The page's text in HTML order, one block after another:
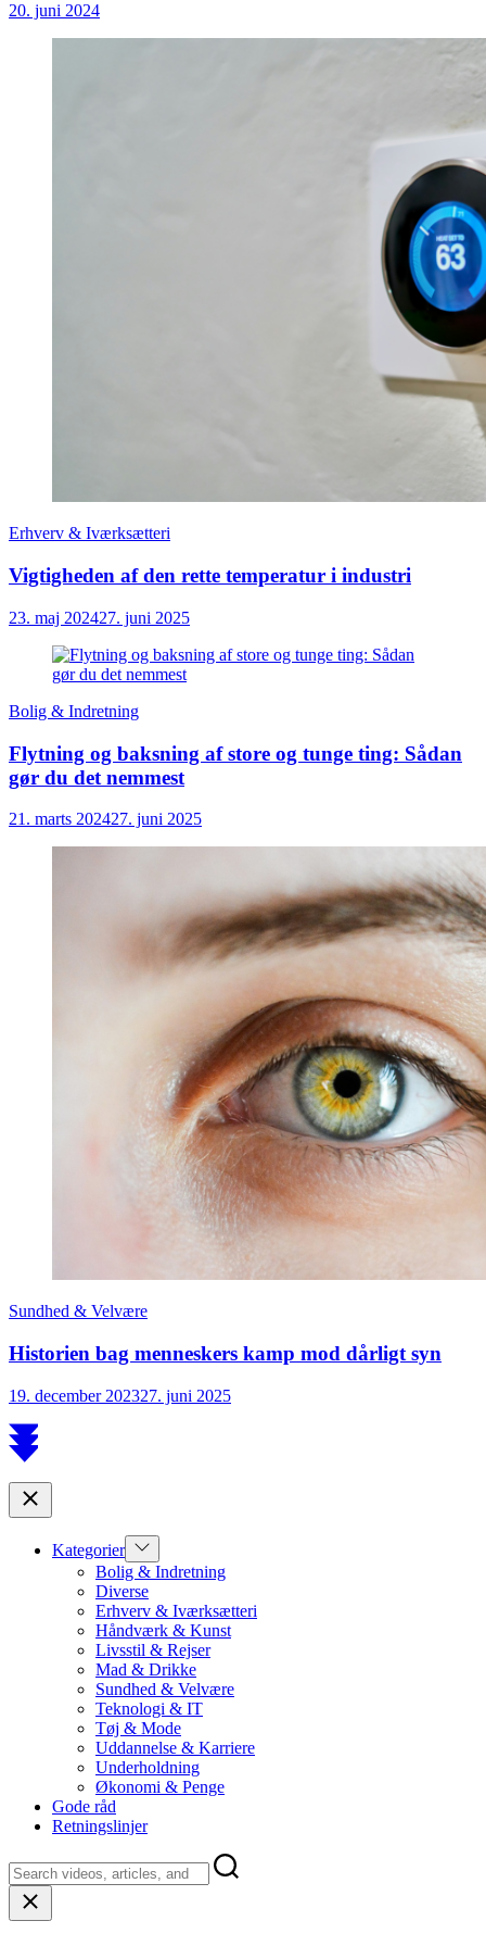
20. juni 2024
Erhverv & Iværksætteri
Vigtigheden af den rette temperatur i industri
23. maj 202427. juni 2025
Bolig & Indretning
Flytning og baksning af store og tunge ting: Sådan
gør du det nemmest
21. marts 202427. juni 2025
Sundhed & Velvære
Historien bag menneskers kamp mod dårligt syn
19. december 202327. juni 2025
Scroll
to
Close
Kategorier Show
sub
menu
Bolig & Indretning
Diverse
Erhverv & Iværksætteri
Håndværk & Kunst
Livsstil & Rejser
Mad & Drikke
Sundhed & Velvære
Teknologi & IT
Tøj & Mode
Uddannelse & Karriere
Underholdning
Økonomi & Penge
Gode råd
Retningslinjer
Close
search